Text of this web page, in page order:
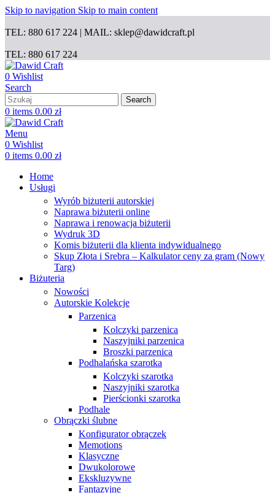
Skip to navigation Skip to main content
TEL: 880 617 224 | MAIL: sklep@dawidcraft.pl
TEL: 880 617 224
0 Wishlist
Search
Search
0 items 0.00 zł
Menu
0 Wishlist
0 items 0.00 zł
Home
Usługi
Wyrób biżuterii autorskiej
Naprawa biżuterii online
Naprawa i renowacja biżuterii
Wydruk 3D
Komis biżuterii dla klienta indywidualnego
Skup Złota i Srebra – Kalkulator ceny za gram (Nowy
Targ)
Biżuteria
Nowości
Autorskie Kolekcje
Parzenica
Kolczyki parzenica
Naszyjniki parzenica
Broszki parzenica
Podhalańska szarotka
Kolczyki szarotka
Naszyjniki szarotka
Pierścionki szarotka
Podhale
Obrączki ślubne
Konfigurator obrączek
Memotions
Klasyczne
Dwukolorowe
Ekskluzywne
Fantazyjne